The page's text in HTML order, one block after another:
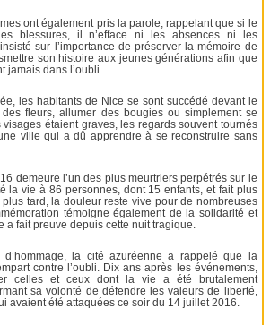
ont également pris la parole, rappelant que si le
blessures, il n’efface ni les absences ni les
sur l’importance de préserver la mémoire de
son histoire aux jeunes générations afin que
jamais dans l’oubli.
les habitants de Nice se sont succédé devant le
fleurs, allumer des bougies ou simplement se
étaient graves, les regards souvent tournés
ville qui a dû apprendre à se reconstruire sans
demeure l’un des plus meurtriers perpétrés sur le
la vie à 86 personnes, dont 15 enfants, et fait plus
tard, la douleur reste vive pour de nombreuses
témoigne également de la solidarité et
a fait preuve depuis cette nuit tragique.
la cité azuréenne a rappelé que la
contre l’oubli. Dix ans après les événements,
celles et ceux dont la vie a été brutalement
sa volonté de défendre les valeurs de liberté,
avaient été attaquées ce soir du 14 juillet 2016.